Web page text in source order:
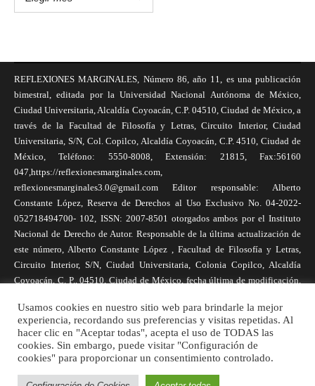
REFLEXIONES MARGINALES, Número 86, año 11, es una publicación
bimestral, editada por la Universidad Nacional Autónoma de México,
Ciudad Universitaria, Alcaldía Coyoacán, C.P. 04510, Ciudad de México, a
través de la Facultad de Filosofía y Letras, Circuito Interior, Ciudad
Universitaria, S/N, Col. Copilco, Alcaldía Coyoacán, C.P. 4510, Ciudad de
México, Teléfono: 5550-8008, Extensión: 21815, Fax:56160
047,https://reflexionesmarginales.com,
reflexionesmarginales3.0@gmail.com Editor responsable: Alberto
Constante López, Reserva de Derechos al Uso Exclusivo No. 04-2022-
052718494700- 102, ISSN: 2007-8501 otorgados ambos por el Instituto
Nacional de Derecho de Autor. Responsable de la última actualización de
este número, Alberto Constante López , Facultad de Filosofía y Letras,
Circuito Interior, S/N, Ciudad Universitaria, Colonia Copilco, Alcaldía
Coyoacán, C. P., 04510, Ciudad de México, fecha última de modificación,
necesariamente reflejan la postura de la revista, ni de Universidad Nacional
Autónoma de México. Los autores son responsables de los contenidos de
sus artículos. Se autoriza la reproducción total o parcial de los textos aquí
publicados siempre y cuando se cite la fuente completa y la dirección
electrónica de la publicación.
Usamos cookies en nuestro sitio web para brindarle la mejor
experiencia, recordando sus preferencias y visitas repetidas. Al
hacer clic en "Aceptar todas", acepta el uso de TODAS las
cookies. Sin embargo, puede visitar "Configuración de
cookies" para proporcionar un consentimiento controlado.